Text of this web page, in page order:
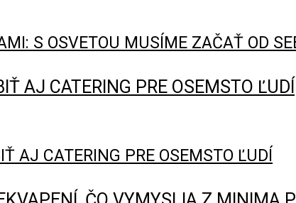
S OSVETOU MUSÍME ZAČAŤ OD
AJ CATERING PRE OSEMSTO ĽUDÍ